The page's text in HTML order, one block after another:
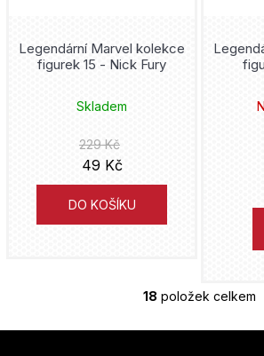
Legendární Marvel kolekce
figurek 15 - Nick Fury
Skladem
229 Kč
49 Kč
DO KOŠÍKU
O
18 položek celkem